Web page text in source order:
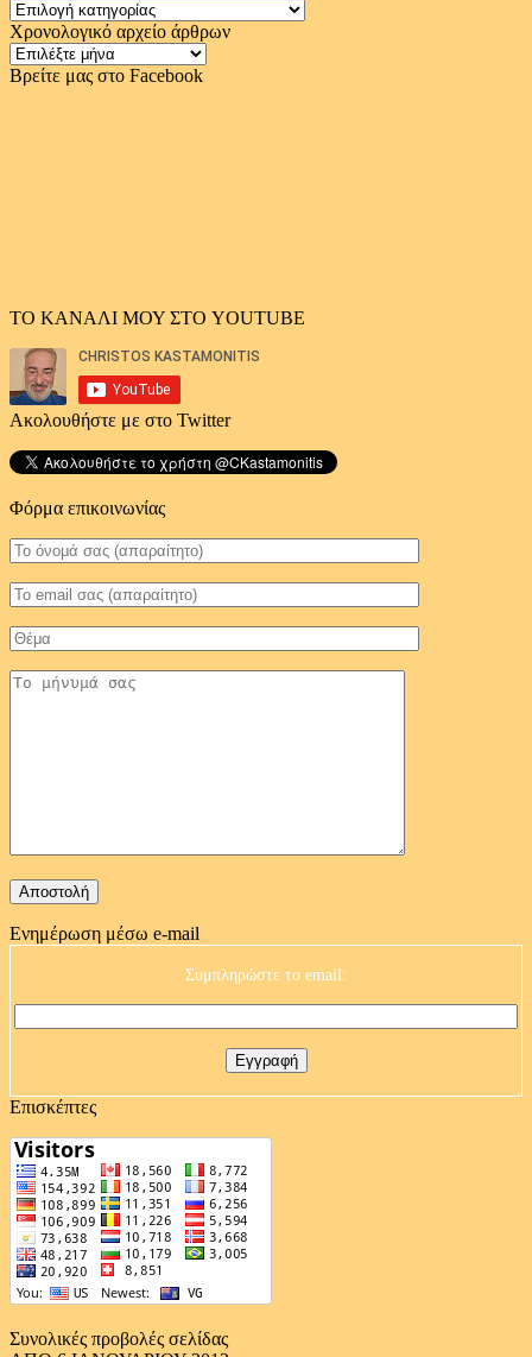
Κατηγορίες
Χρονολογικό αρχείο άρθρων
Χρονολογικό
αρχείο
Βρείτε μας στο Facebook
ΤΟ ΚΑΝΑΛΙ ΜΟΥ ΣΤΟ YOUTUBE
Ακολουθήστε με στο Twitter
Φόρμα επικοινωνίας
Ενημέρωση μέσω e-mail
Συμπληρώστε το email:
Επισκέπτες
Συνολικές προβολές σελίδας